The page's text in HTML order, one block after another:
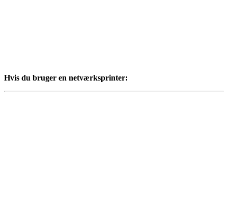
Hvis du bruger en netværksprinter: